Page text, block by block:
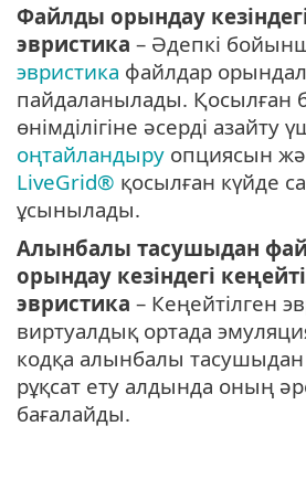
Файлды орындау
эвристика – Әдепкі
эвристика файлдар
пайдаланылады. Қосылған
өнімділігіне әсерді азайту
оңтайландыру опциясын
LiveGrid® қосылған күйде
ұсынылады.
Алынбалы тасушыдан
орындау кезіндегі
эвристика – Кеңейтілген
виртуалдық ортада
кодқа алынбалы
рұқсат ету алдында оның
бағалайды.